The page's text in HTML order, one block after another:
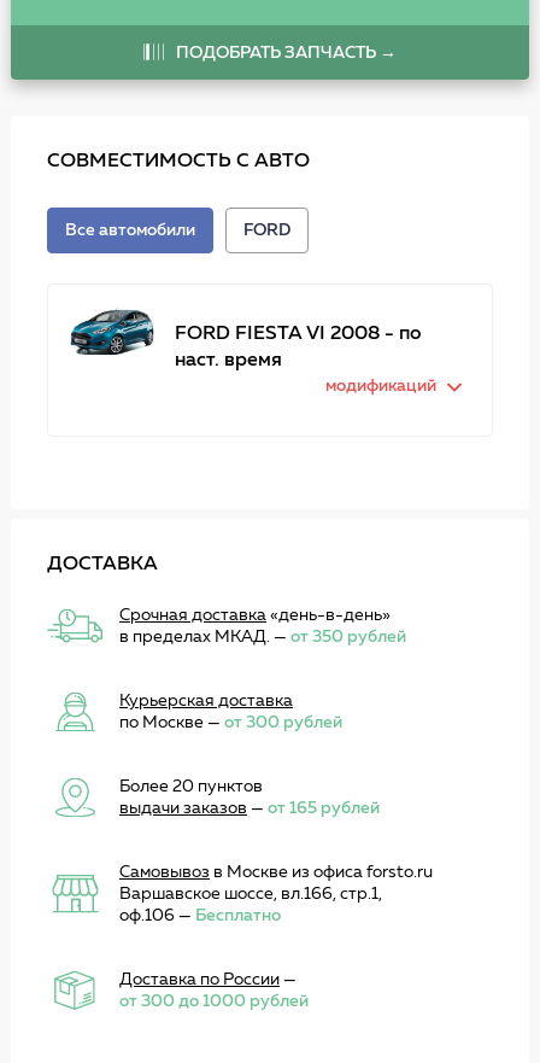
ПОДОБРАТЬ ЗАПЧАСТЬ →
СОВМЕСТИМОСТЬ С АВТО
Все автомобили FORD
FORD FIESTA VI 2008 - по
наст. время
модификаций
ДОСТАВКА
Срочная доставка«день-в-день»
в пределах МКАД. — от 350 рублей
Курьерская доставка
по Москве — от 300 рублей
Более 20 пунктов
выдачи заказов — от 165 рублей
Самовывоз в Москве из офиса forsto.ru
Варшавское шоссе, вл.166, стр.1,
оф.106 — Бесплатно
Доставка по России—
от 300 до 1000 рублей